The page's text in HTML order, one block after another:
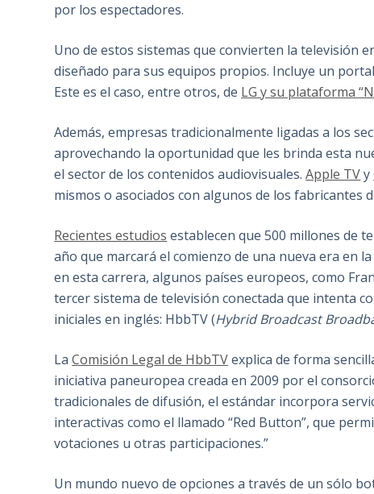
por los espectadores.
Uno de estos sistemas que convierten la televisión
diseñado para sus equipos propios. Incluye un
Este es el caso, entre otros, de LG y su plataforma
Además, empresas tradicionalmente ligadas a los
aprovechando la oportunidad que les brinda esta
el sector de los contenidos audiovisuales.Apple TVy
mismos o asociados con algunos de los fabricantes
Recientes estudios establecen que 500 millones de
año que marcará el comienzo de una nueva era en
en esta carrera, algunos países europeos, como
tercer sistema de televisión conectada que intenta
iniciales en inglés: HbbTV (Hybrid Broadcast
LaComisión Legal de HbbTVexplica de forma
iniciativa paneuropea creada en 2009 por el
tradicionales de difusión, el estándar incorpora
interactivas como el llamado “Red Button”, que
votaciones u otras participaciones.”
Un mundo nuevo de opciones a través de un sólo